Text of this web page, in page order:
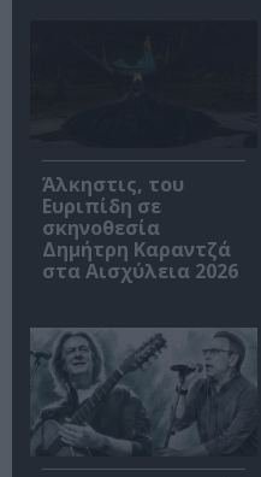
Άλκηστις, του
Ευριπίδη σε
σκηνοθεσία
Δημήτρη Καραντζά
στα Αισχύλεια 2026